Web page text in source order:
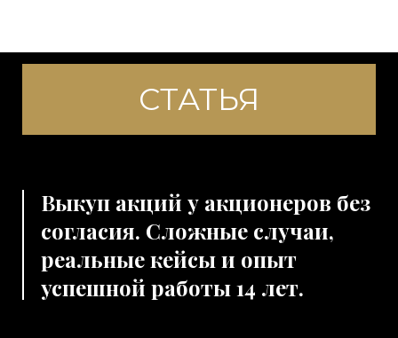
СТАТЬЯ
Выкуп акций у акционеров без
согласия. Сложные случаи,
реальные кейсы и опыт
успешной работы 14 лет.